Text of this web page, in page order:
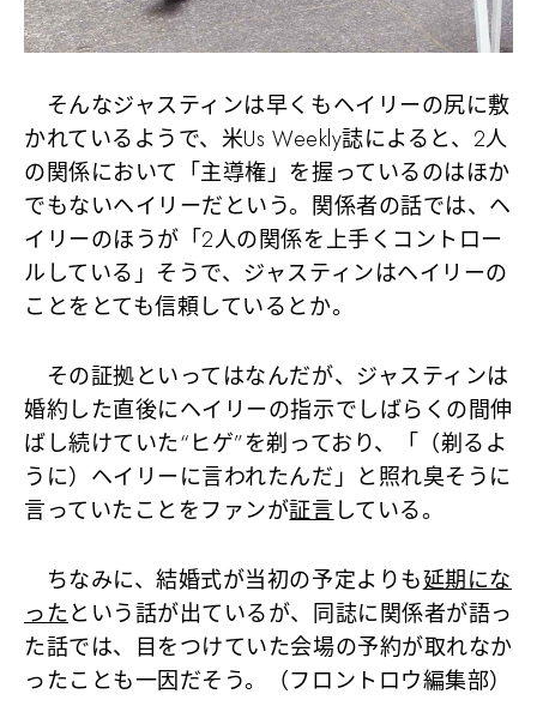
そんなジャスティンは早くもヘイリーの尻に敷
かれているようで、米Us Weekly誌によると、2人
の関係において「主導権」を握っているのはほか
でもないヘイリーだという。関係者の話では、ヘ
イリーのほうが「2人の関係を上手くコントロー
ルしている」そうで、ジャスティンはヘイリーの
ことをとても信頼しているとか。
その証拠といってはなんだが、ジャスティンは
婚約した直後にヘイリーの指示でしばらくの間伸
ばし続けていた“ヒゲ”を剃っており、「（剃るよ
うに）ヘイリーに言われたんだ」と照れ臭そうに
言っていたことをファンが証言している。
ちなみに、結婚式が当初の予定よりも延期にな
ったという話が出ているが、同誌に関係者が語っ
た話では、目をつけていた会場の予約が取れなか
ったことも一因だそう。（フロントロウ編集部）